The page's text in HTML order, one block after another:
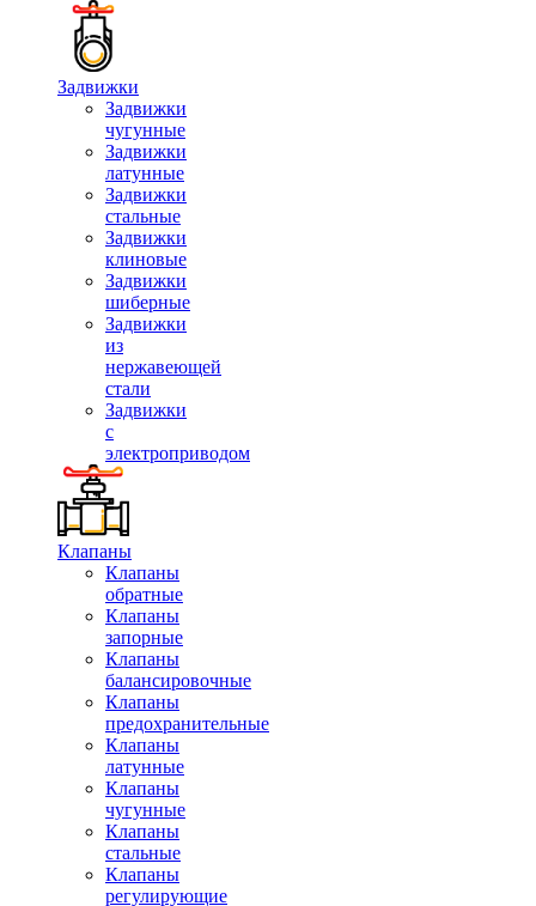
Задвижки
Задвижки
чугунные
Задвижки
латунные
Задвижки
стальные
Задвижки
клиновые
Задвижки
шиберные
Задвижки
из
нержавеющей
стали
Задвижки
с
электроприводом
Клапаны
Клапаны
обратные
Клапаны
запорные
Клапаны
балансировочные
Клапаны
предохранительные
Клапаны
латунные
Клапаны
чугунные
Клапаны
стальные
Клапаны
регулирующие